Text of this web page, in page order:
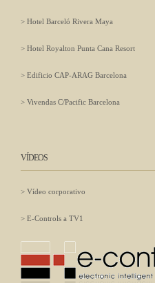
Hotel Barceló Rivera Maya
Hotel Royalton Punta Cana Resort
Edificio CAP-ARAG Barcelona
Vivendas C/Pacific Barcelona
VÍDEOS
Vídeo corporativo
E-Controls a TV1